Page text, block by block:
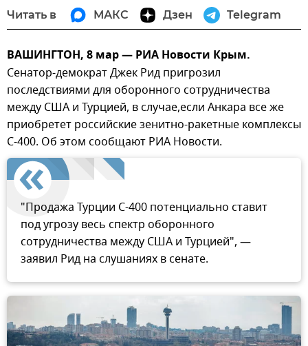
Читать в МАКС Дзен Telegram
ВАШИНГТОН, 8 мар — РИА Новости Крым.
Сенатор-демократ Джек Рид пригрозил
последствиями для оборонного сотрудничества
между США и Турцией, в случае,если Анкара все же
приобретет российские зенитно-ракетные комплексы
С-400. Об этом сообщают РИА Новости.
"Продажа Турции С-400 потенциально ставит
под угрозу весь спектр оборонного
сотрудничества между США и Турцией", —
заявил Рид на слушаниях в сенате.